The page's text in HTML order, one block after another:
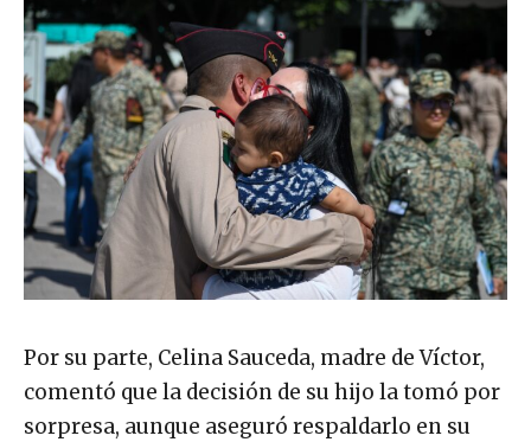
Por su parte, Celina Sauceda, madre de Víctor,
comentó que la decisión de su hijo la tomó por
sorpresa, aunque aseguró respaldarlo en su